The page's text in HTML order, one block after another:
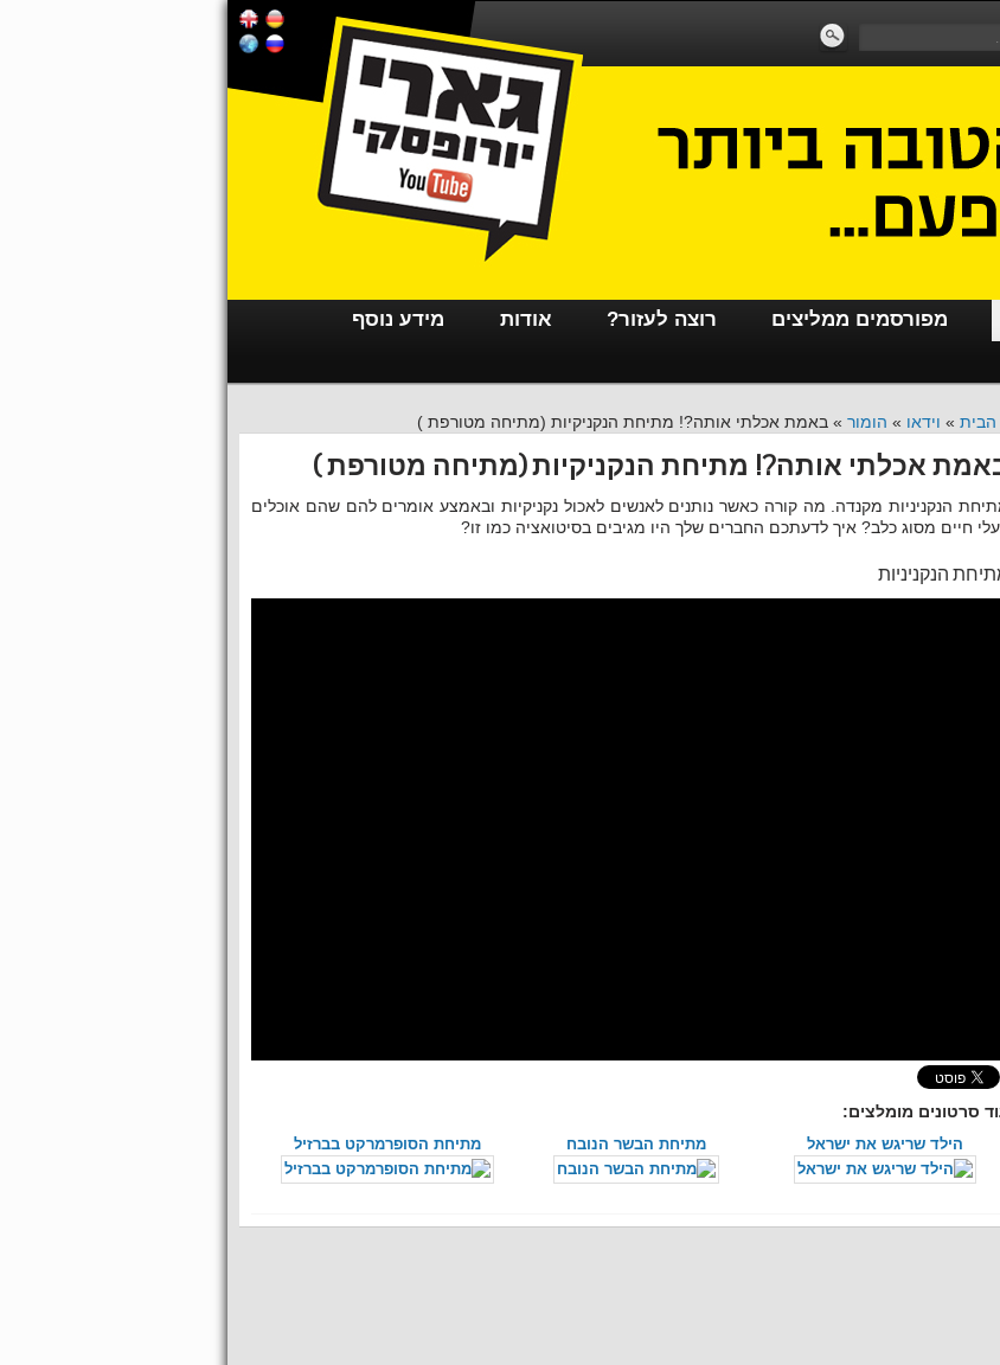
מפורסמים ממליצים רוצה לעזור? אודות
מידע נוסף
» וידאו » הומור » באמת אכלתי אותה?! מתיחת הנקניקיות (מתיחה מטורפת )
אכלתי אותה?! מתיחת הנקניקיות (מתיחה מטורפת )
הנקניניות מקנדה. מה קורה כאשר נותנים לאנשים לאכול נקניקיות ובאמצע אומרים להם שהם אוכלים
חיים מסוג כלב? איך לדעתכם החברים שלך היו מגיבים בסיטואציה כמו זו?
הנקניניות
סרטונים מומלצים:
הילד שריגש את ישראל מתיחת הבשר הנובח מתיחת הסופרמרקט בברזיל